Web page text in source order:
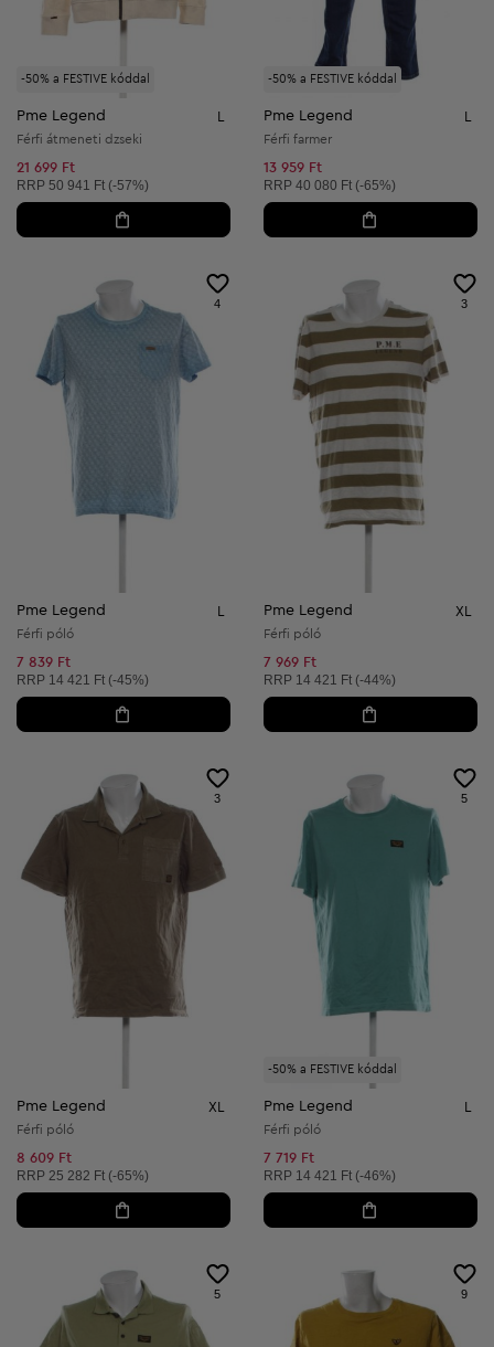
-50% a FESTIVE kóddal
Pme Legend
Férfi átmeneti dzseki
21 699 Ft
Ajánlott ár:
RRP 50 941 Ft (-57%)
-50% a FESTIVE kóddal
Pme Legend
Férfi farmer
13 959 Ft
Ajánlott ár:
RRP 40 080 Ft (-65%)
4
Pme Legend
Férfi póló
7 839 Ft
Ajánlott ár:
RRP 14 421 Ft (-45%)
3
Pme Legend XL
Férfi póló
7 969 Ft
Ajánlott ár:
RRP 14 421 Ft (-44%)
3
Pme Legend XL
Férfi póló
8 609 Ft
Ajánlott ár:
RRP 25 282 Ft (-65%)
-50% a FESTIVE kóddal
5
Pme Legend L
Férfi póló
7 719 Ft
Ajánlott ár:
RRP 14 421 Ft (-46%)
5 9